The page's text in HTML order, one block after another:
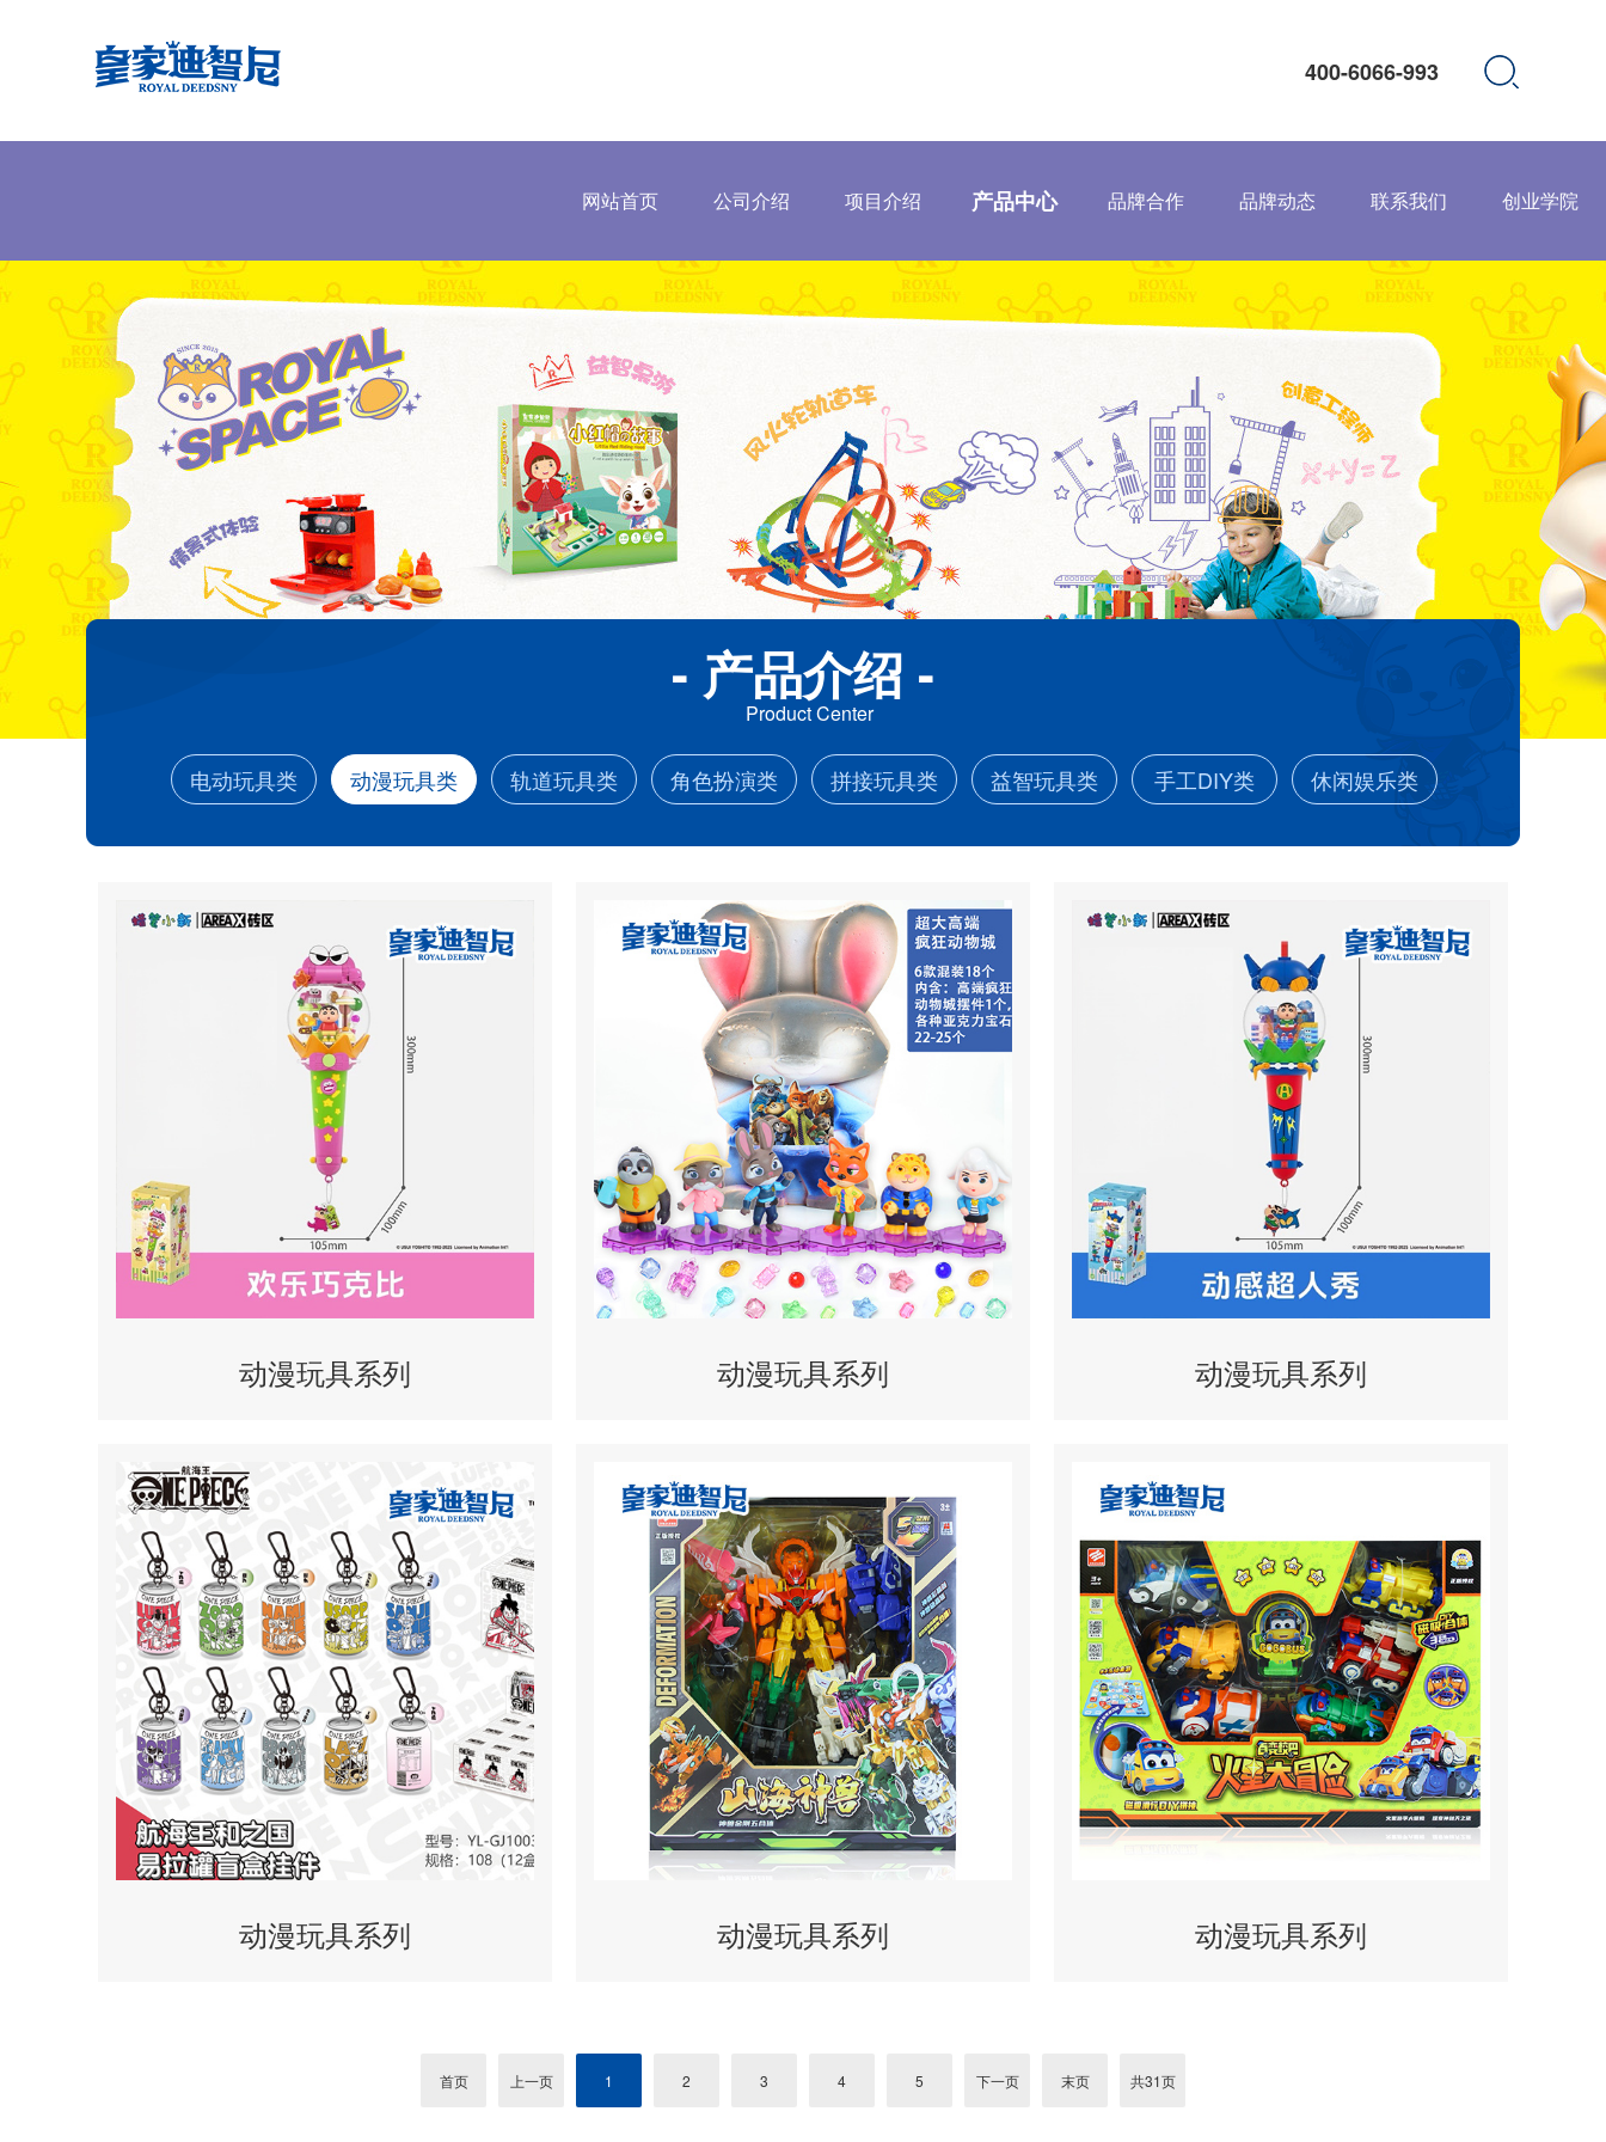
400-6066-993
网站首页 公司介绍 项目介绍 产品中心 品牌合作 品牌动态 联系我们 创业学院
- 产品介绍 -
Product Center
电动玩具类 动漫玩具类 轨道玩具类 角色扮演类 拼接玩具类 益智玩具类 手工DIY类 休闲娱乐类
动漫玩具系列 动漫玩具系列 动漫玩具系列
动漫玩具系列 动漫玩具系列 动漫玩具系列
首页 上一页 1 2 3 4 5 下一页 末页 共31页